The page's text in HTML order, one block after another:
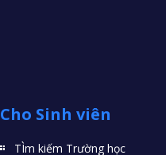
Cho Sinh viên
TÌm kiếm Trường học